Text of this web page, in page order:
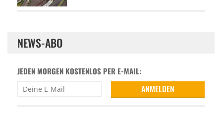
NEWS-ABO
JEDEN MORGEN KOSTENLOS PER E-MAIL: